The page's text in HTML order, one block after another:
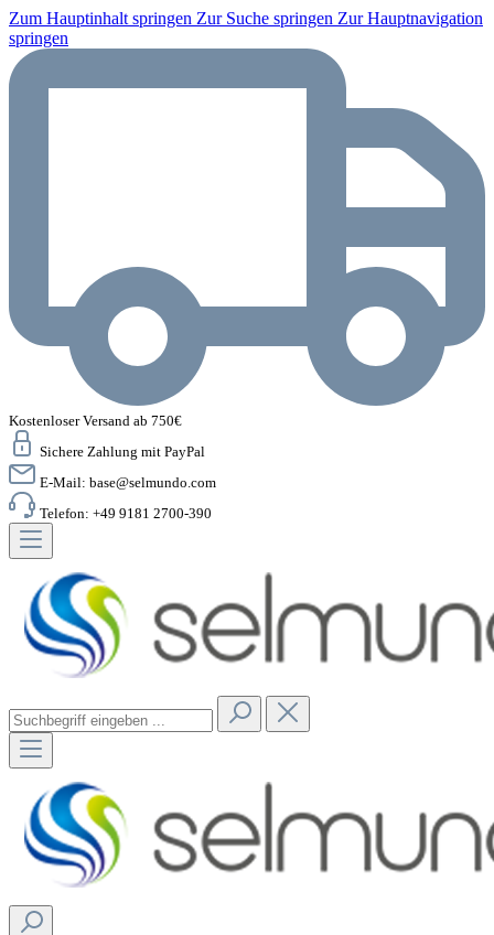
Zum Hauptinhalt springen Zur Suche springen Zur Hauptnavigation
springen
Kostenloser Versand ab 750€
Sichere Zahlung mit PayPal
E-Mail: base@selmundo.com
Telefon: +49 9181 2700-390